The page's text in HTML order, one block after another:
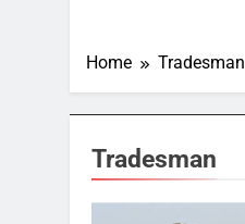
Home Tradesman
Tradesman